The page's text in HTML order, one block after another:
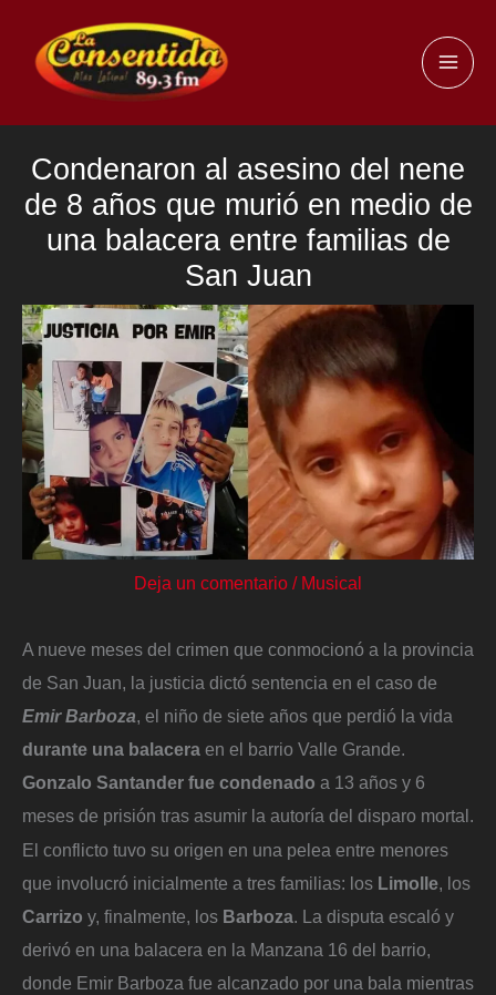
contenido
Condenaron al asesino del nene
de 8 años que murió en medio de
una balacera entre familias de
San Juan
Deja un comentario / Musical
A nueve meses del crimen que conmocionó a la provincia
de San Juan, la justicia dictó sentencia en el caso de
Emir Barboza, el niño de siete años que perdió la vida
durante una balacera en el barrio Valle Grande.
Gonzalo Santander fue condenado a 13 años y 6
meses de prisión tras asumir la autoría del disparo mortal.
El conflicto tuvo su origen en una pelea entre menores
que involucró inicialmente a tres familias: los Limolle, los
Carrizo y, finalmente, los Barboza. La disputa escaló y
derivó en una balacera en la Manzana 16 del barrio,
donde Emir Barboza fue alcanzado por una bala mientras